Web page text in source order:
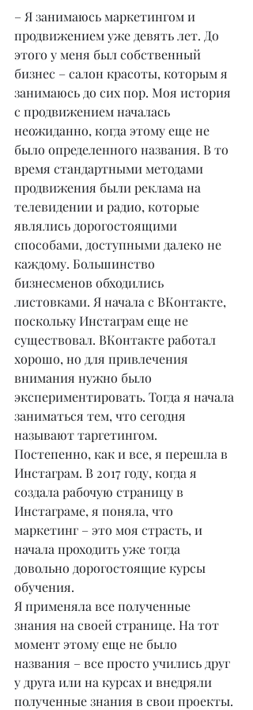
– Я занимаюсь маркетингом и
продвижением уже девять лет. До
этого у меня был собственный
бизнес – салон красоты, которым я
занимаюсь до сих пор. Моя история
с продвижением началась
неожиданно, когда этому еще не
было определенного названия. В то
время стандартными методами
продвижения были реклама на
телевидении и радио, которые
являлись дорогостоящими
способами, доступными далеко не
каждому. Большинство
бизнесменов обходились
листовками. Я начала с ВКонтакте,
поскольку Инстаграм еще не
существовал. ВКонтакте работал
хорошо, но для привлечения
внимания нужно было
экспериментировать. Тогда я начала
заниматься тем, что сегодня
называют таргетингом.
Постепенно, как и все, я перешла в
Инстаграм. В 2017 году, когда я
создала рабочую страницу в
Инстаграме, я поняла, что
маркетинг – это моя страсть, и
начала проходить уже тогда
довольно дорогостоящие курсы
обучения.
Я применяла все полученные
знания на своей странице. На тот
момент этому еще не было
названия – все просто учились друг
у друга или на курсах и внедряли
полученные знания в свои проекты.